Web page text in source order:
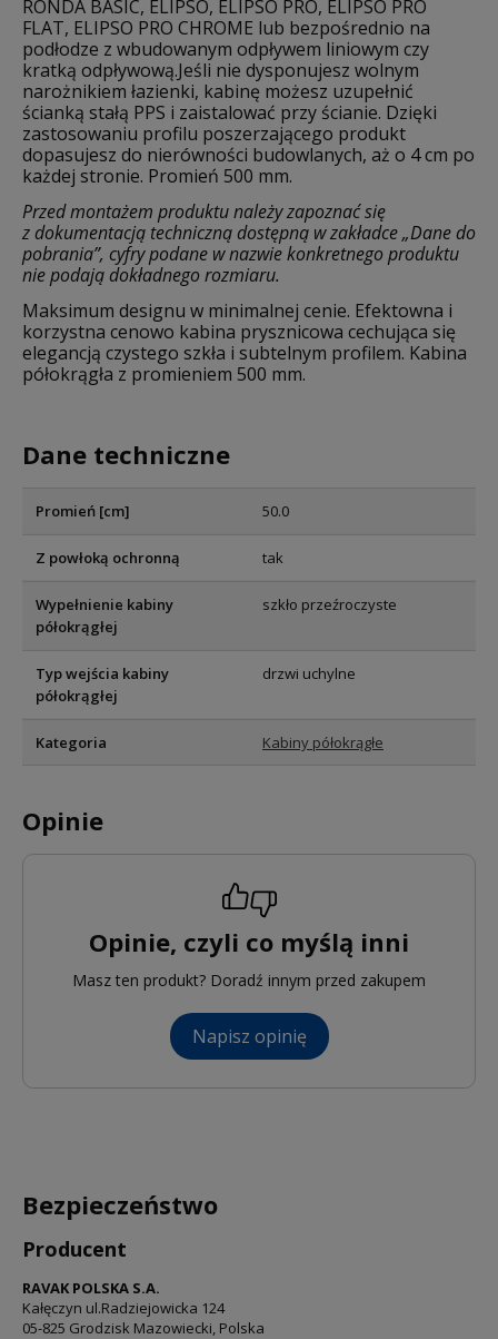
RONDA BASIC, ELIPSO, ELIPSO PRO, ELIPSO PRO
FLAT, ELIPSO PRO CHROME lub bezpośrednio na
podłodze z wbudowanym odpływem liniowym czy
kratką odpływową.Jeśli nie dysponujesz wolnym
narożnikiem łazienki, kabinę możesz uzupełnić
ścianką stałą PPS i zaistalować przy ścianie. Dzięki
zastosowaniu profilu poszerzającego produkt
dopasujesz do nierówności budowlanych, aż o 4 cm po
każdej stronie. Promień 500 mm.
Przed montażem produktu należy zapoznać się
z dokumentacją techniczną dostępną w zakładce „Dane do
pobrania”, cyfry podane w nazwie konkretnego produktu
nie podają dokładnego rozmiaru.
Maksimum designu w minimalnej cenie. Efektowna i
korzystna cenowo kabina prysznicowa cechująca się
elegancją czystego szkła i subtelnym profilem. Kabina
półokrągła z promieniem 500 mm.
Dane techniczne
Promień [cm] 50.0
Z powłoką ochronną tak
Wypełnienie kabiny
półokrągłej
szkło przeźroczyste
Typ wejścia kabiny
półokrągłej
drzwi uchylne
Kategoria Kabiny półokrągłe
Opinie
Opinie, czyli co myślą inni
Masz ten produkt? Doradź innym przed zakupem
Napisz opinię
Bezpieczeństwo
Producent
RAVAK POLSKA S.A.
Kałęczyn ul.Radziejowicka 124
05-825 Grodzisk Mazowiecki, Polska